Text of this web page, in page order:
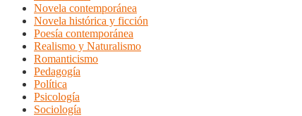
Novela contemporánea
Novela histórica y ficción
Poesía contemporánea
Realismo y Naturalismo
Romanticismo
Pedagogía
Política
Psicología
Sociología